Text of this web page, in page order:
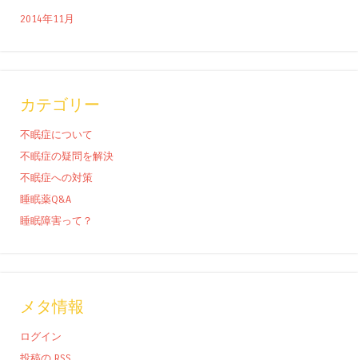
2014年11月
カテゴリー
不眠症について
不眠症の疑問を解決
不眠症への対策
睡眠薬Q&A
睡眠障害って？
メタ情報
ログイン